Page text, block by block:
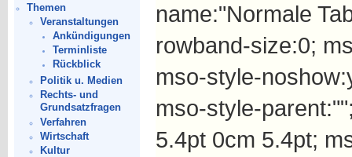
Themen
Veranstaltungen
Ankündigungen
Terminliste
Rückblick
Politik u. Medien
Rechts- und
Grundsatzfragen
Verfahren
Wirtschaft
Kultur
name:"Normale
rowband-size:0;
mso-style-
mso-style-
5.4pt 0cm 5.4pt;